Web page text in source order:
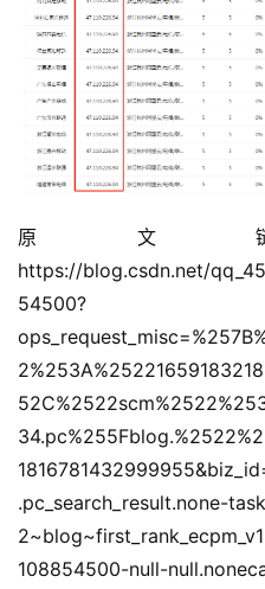
告
问
答
社
速
盾
动
登录
原文
https://blog.csdn.net/
54500?
.pc_search_result.none-
108854500-null-